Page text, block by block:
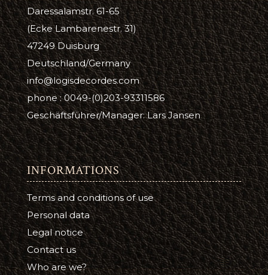
Daressalamstr. 61-65
(Ecke Lambarenestr. 31)
47249 Duisburg
Deutschland/Germany
info@logisdecordes.com
phone : 0049-(0)203-93311586
Geschäftsführer/Manager: Lars Jansen
INFORMATIONS
Terms and conditions of use
Personal data
Legal notice
Contact us
Who are we?